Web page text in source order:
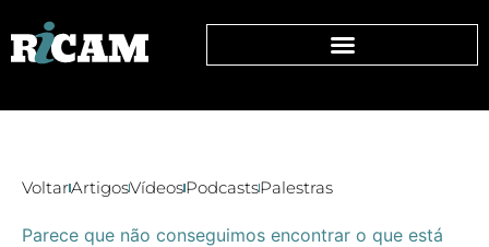
VoltarArtigosVídeosPodcastsPalestras
Parece que não conseguimos encontrar o que está